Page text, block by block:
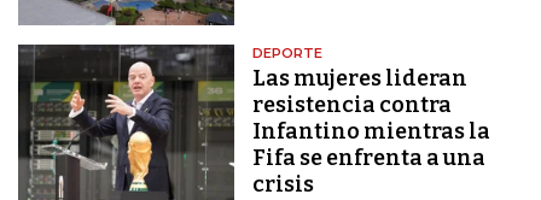
DEPORTE
Las mujeres lideran
resistencia contra
Infantino mientras la
Fifa se enfrenta a una
crisis